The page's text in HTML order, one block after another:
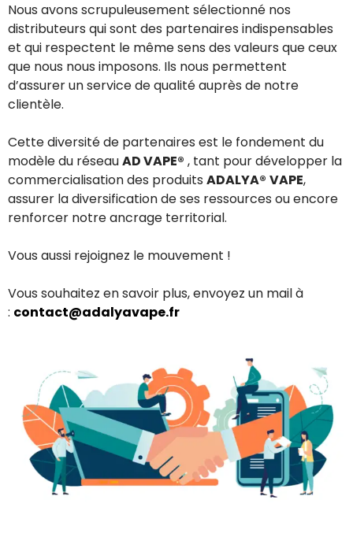
Nous avons scrupuleusement sélectionné nos
distributeurs qui sont des partenaires indispensables
et qui respectent le même sens des valeurs que ceux
que nous nous imposons. Ils nous permettent
d’assurer un service de qualité auprès de notre
clientèle.
Cette diversité de partenaires est le fondement du
modèle du réseauAD VAPE® , tant pour développer la
commercialisation des produits ADALYA® VAPE,
assurer la diversification de ses ressources ou encore
renforcer notre ancrage territorial.
Vous aussi rejoignez le mouvement !
Vous souhaitez en savoir plus, envoyez un mail à
: contact@adalyavape.fr